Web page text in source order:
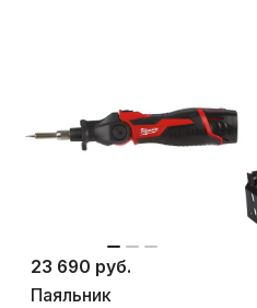
23 690 руб.
Паяльник